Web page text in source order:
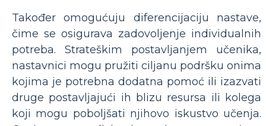
Također omogućuju diferencijaciju nastave,
čime se osigurava zadovoljenje individualnih
potreba. Strateškim postavljanjem učenika,
nastavnici mogu pružiti ciljanu podršku onima
kojima je potrebna dodatna pomoć ili izazvati
druge postavljajući ih blizu resursa ili kolega
koji mogu poboljšati njihovo iskustvo učenja.